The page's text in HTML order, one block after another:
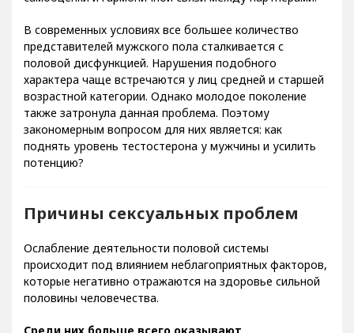
самооценки и гармоничной связи между партнерами.
В современных условиях все большее количество
представителей мужского пола сталкивается с
половой дисфункцией. Нарушения подобного
характера чаще встречаются у лиц средней и старшей
возрастной категории. Однако молодое поколение
также затронула данная проблема. Поэтому
закономерным вопросом для них является: как
поднять уровень тестостерона у мужчины и усилить
потенцию?
Причины сексуальных проблем
Ослабление деятельности половой системы
происходит под влиянием неблагоприятных факторов,
которые негативно отражаются на здоровье сильной